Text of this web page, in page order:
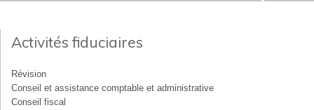
Activités fiduciaires
Révision
Conseil et assistance comptable et administrative
Conseil fiscal